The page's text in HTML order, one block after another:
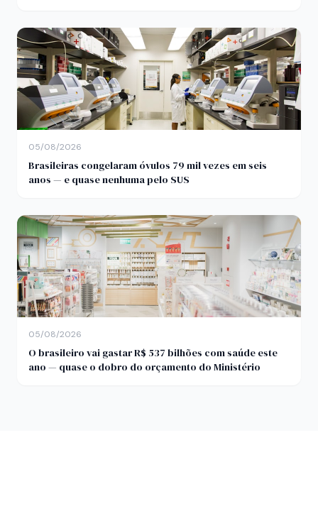
05/08/2026
Brasileiras congelaram óvulos 79 mil vezes em seis
anos — e quase nenhuma pelo SUS
05/08/2026
O brasileiro vai gastar R$ 537 bilhões com saúde este
ano — quase o dobro do orçamento do Ministério